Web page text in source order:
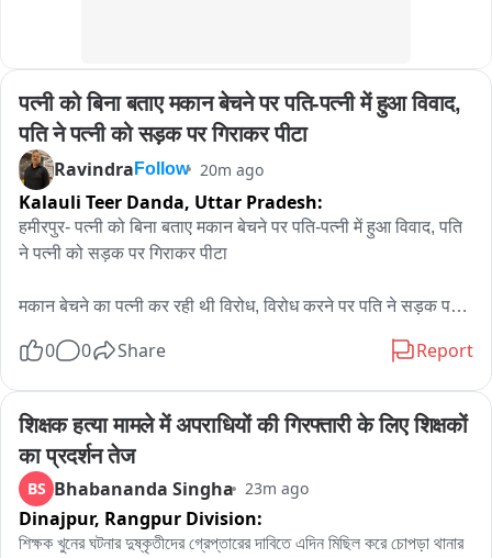
साइडिंग परिसर में सुरक्षा व्यवस्था बढ़ा दी गई है। पुलिस पूरे मामले की जांच
कर रही है। झड़प के कारणों के साथ-साथ घटना में शामिल लोगों की भूमिका
की भी जानकारी जुटाई जा रही है।
पत्नी को बिना बताए मकान बेचने पर पति-पत्नी में हुआ विवाद,
पति ने पत्नी को सड़क पर गिराकर पीटा
Ravindra Follow 20m ago
Kalauli Teer Danda, Uttar Pradesh:
हमीरपुर- पत्नी को बिना बताए मकान बेचने पर पति-पत्नी में हुआ विवाद, पति
ने पत्नी को सड़क पर गिराकर पीटा
मकान बेचने का पत्नी कर रही थी विरोध, विरोध करने पर पति ने सड़क पर
सदर कोतवाली क्षेत्र के पुराना यमुना घाट मोहल्ले का मामला
0 0 Share Report
शिक्षक हत्या मामले में अपराधियों की गिरफ्तारी के लिए शिक्षकों
का प्रदर्शन तेज
BS Bhabananda Singha 23m ago
Dinajpur, Rangpur Division:
শিক্ষক খুনের ঘটনার দুষ্কৃতীদের গ্রেপ্তারের দাবিতে এদিন মিছিল করে চোপড়া থানার